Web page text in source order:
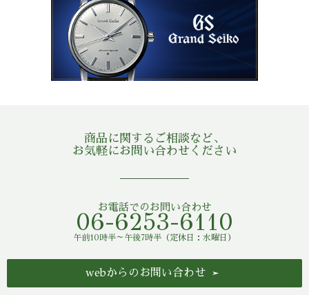
商品に関するご相談など、
お気軽にお問い合わせください
お電話でのお問い合わせ
06-6253-6110
午前10時半～午後7時半（定休日：水曜日）
webからのお問い合わせ